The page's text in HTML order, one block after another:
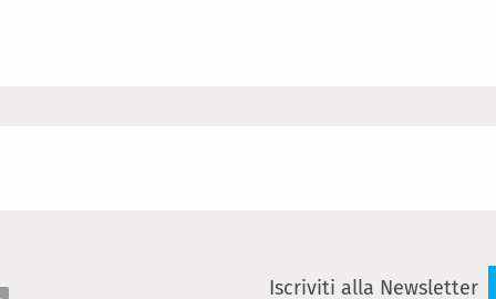
Iscriviti alla Newsletter